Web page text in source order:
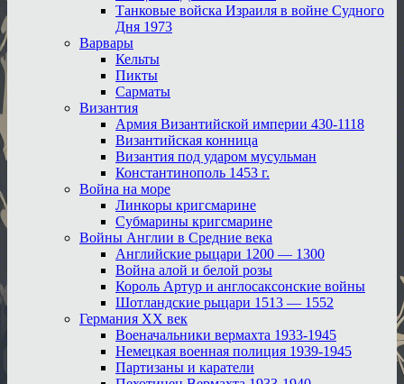
Танковые войска Израиля в войне Судного
Дня 1973
Варвары
Кельты
Пикты
Сарматы
Византия
Армия Византийской империи 430-1118
Византийская конница
Византия под ударом мусульман
Константинополь 1453 г.
Война на море
Линкоры кригсмарине
Субмарины кригсмарине
Войны Англии в Средние века
Английские рыцари 1200 — 1300
Война алой и белой розы
Король Артур и англосаксонские войны
Шотландские рыцари 1513 — 1552
Германия XX век
Военачальники вермахта 1933-1945
Немецкая военная полиция 1939-1945
Партизаны и каратели